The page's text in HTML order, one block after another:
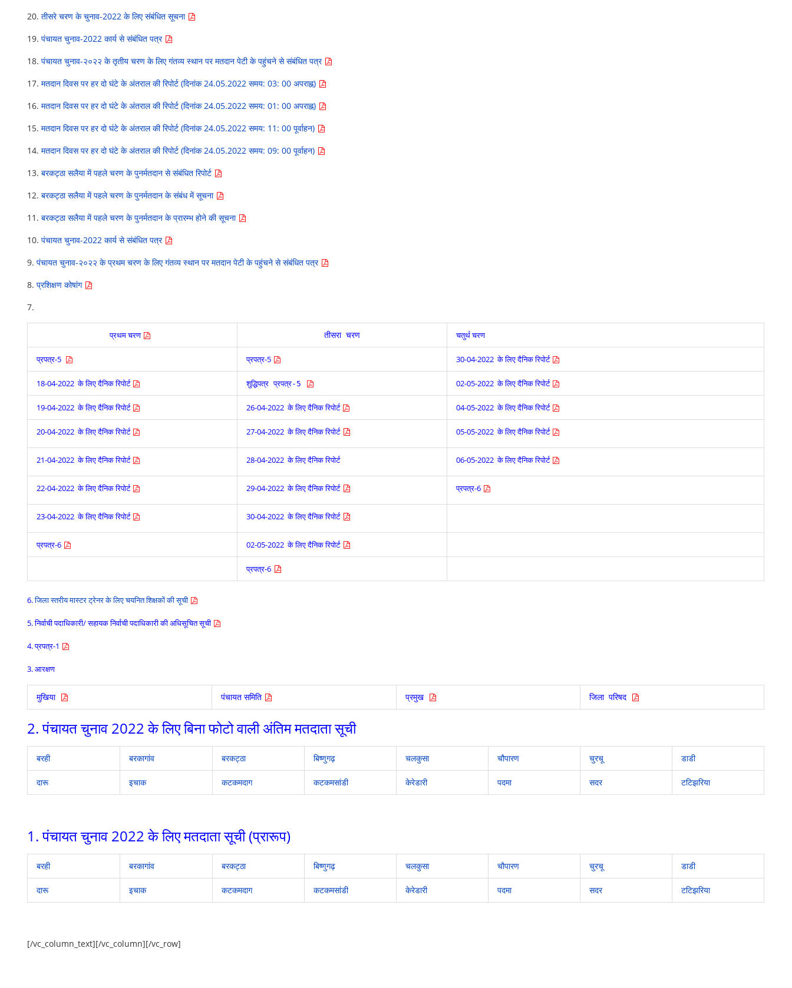
20.तीसरे चरण के चुनाव-2022 के लिए संबंधित सूचना
19.पंचायत चुनाव-2022 कार्य से संबंधित पत्र
18.पंचायत चुनाव-२०२२ के तृतीय चरण के लिए गंतव्‍य स्‍थान पर मतदान पेटी के पहुंचने से संबंधित पत्र
17.मतदान दिवस पर हर दो घंटे के अंतराल की रिपोर्ट (दिनांक 24.05.2022 समय: 03: 00 अपराह्न)
16.मतदान दिवस पर हर दो घंटे के अंतराल की रिपोर्ट (दिनांक 24.05.2022 समय: 01: 00 अपराह्न)
15.मतदान दिवस पर हर दो घंटे के अंतराल की रिपोर्ट (दिनांक 24.05.2022 समय: 11: 00 पूर्वाहन)
14.मतदान दिवस पर हर दो घंटे के अंतराल की रिपोर्ट (दिनांक 24.05.2022 समय: 09: 00 पूर्वाहन)
13.बरकट्ठा सलैया में पहले चरण के पुनर्मतदान से संबंधित रिपोर्ट
12.बरकट्ठा सलैया में पहले चरण के पुनर्मतदान के संबंध में सूचना
11.बरकट्ठा सलैया में पहले चरण के पुनर्मतदान के प्रारम्भ होने की सूचना
10.पंचायत चुनाव-2022 कार्य से संबंधित पत्र
9. पंचायत चुनाव-२०२२ के प्रथम चरण के लिए गंतव्‍य स्‍थान पर मतदान पेटी के पहुंचने से संबंधित पत्र
8.प्रशिक्षण कोषांग
7.
प्रथम चरण तीसरा चरण चतुर्थ चरण
प्रपत्र-5 प्रपत्र-5 30-04-2022 के लिए दैनिक रिपोर्ट
18-04-2022 के लिए दैनिक रिपोर्ट शुद्धिपत्र प्रपत्र-5 02-05-2022 के लिए दैनिक रिपोर्ट
19-04-2022 के लिए दैनिक रिपोर्ट 26-04-2022 के लिए दैनिक रिपोर्ट 04-05-2022 के लिए दैनिक रिपोर्ट
20-04-2022 के लिए दैनिक रिपोर्ट 27-04-2022 के लिए दैनिक रिपोर्ट 05-05-2022 के लिए दैनिक रिपोर्ट
21-04-2022 के लिए दैनिक रिपोर्ट 28-04-2022 के लिए दैनिक रिपोर्ट 06-05-2022 के लिए दैनिक रिपोर्ट
22-04-2022 के लिए दैनिक रिपोर्ट 29-04-2022 के लिए दैनिक रिपोर्ट प्रपत्र-6
23-04-2022 के लिए दैनिक रिपोर्ट 30-04-2022 के लिए दैनिक रिपोर्ट
प्रपत्र-6 02-05-2022 के लिए दैनिक रिपोर्ट
प्रपत्र-6
6.जिला स्तरीय मास्टर ट्रेनर के लिए चयनित शिक्षकों की सूची
5.निर्वाची पदाधिकारी/ सहायक निर्वाची पदाधिकारी की अधिसूचित सूची
4.प्रपत्र-1
3.आरक्षण
मुखिया पंचायत समिति प्रमुख जिला परिषद
2. पंचायत चुनाव 2022 के लिए बिना फोटो वाली अंतिम मतदाता सूची
बरही बरकागांव बरकट्ठा बिष्णुगढ़ चलकुसा चौपारण चुरचू डाडी
दारू इचाक कटकमदाग कटकमसांडी केरेडारी पदमा सदर टटिझरिया
1. पंचायत चुनाव 2022 के लिए मतदाता सूची (प्रारूप)
बरही बरकागांव बरकट्ठा बिष्णुगढ़ चलकुसा चौपारण चुरचू डाडी
दारू इचाक कटकमदाग कटकमसांडी केरेडारी पदमा सदर टटिझरिया
[/vc_column_text][/vc_column][/vc_row]